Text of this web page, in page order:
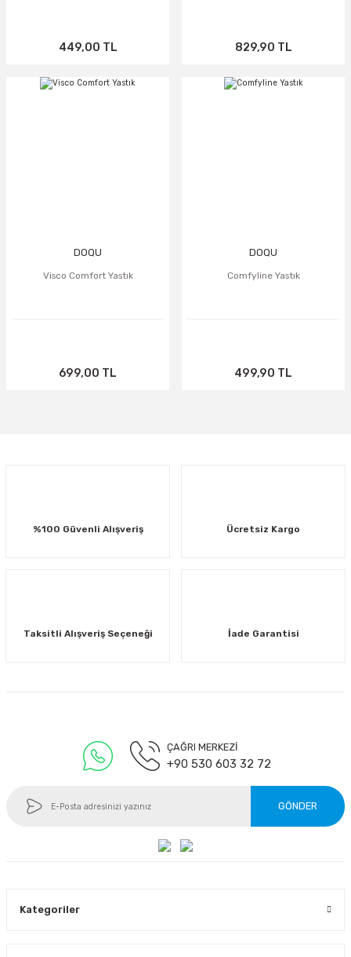
449,00 TL 829,90 TL
DOQU
Visco Comfort Yastık
699,00 TL
DOQU
Comfyline Yastık
499,90 TL
%100 Güvenli Alışveriş Ücretsiz Kargo
Taksitli Alışveriş Seçeneği İade Garantisi
ÇAĞRI MERKEZİ
+90 530 603 32 72
GÖNDER
Kategoriler